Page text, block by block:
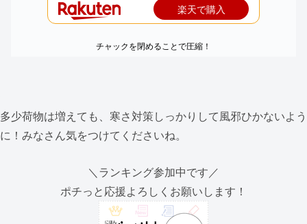
楽天で購入
チャックを閉めることで圧縮！
多少荷物は増えても、寒さ対策しっかりして風邪ひかないよう
に！みなさん気をつけてくださいね。
＼ランキング参加中です／
ポチっと応援よろしくお願いします！